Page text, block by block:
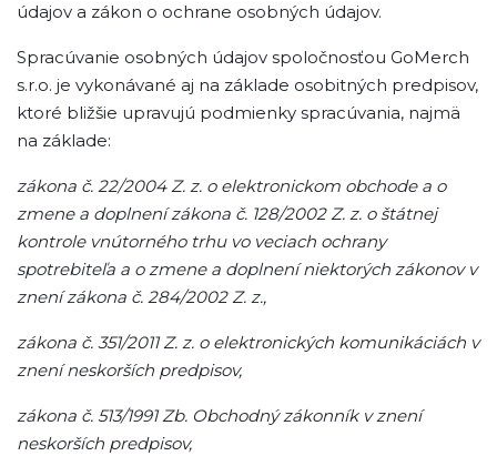
údajov a zákon o ochrane osobných údajov.
Spracúvanie osobných údajov spoločnosťou GoMerch
s.r.o. je vykonávané aj na základe osobitných predpisov,
ktoré bližšie upravujú podmienky spracúvania, najmä
na základe:
zákona č. 22/2004 Z. z. o elektronickom obchode a o
zmene a doplnení zákona č. 128/2002 Z. z. o štátnej
kontrole vnútorného trhu vo veciach ochrany
spotrebiteľa a o zmene a doplnení niektorých zákonov v
znení zákona č. 284/2002 Z. z.,
zákona č. 351/2011 Z. z. o elektronických komunikáciách v
znení neskorších predpisov,
zákona č. 513/1991 Zb. Obchodný zákonník v znení
neskorších predpisov,